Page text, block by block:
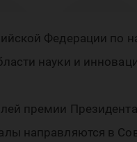
Федерации по
науки и
премии
направляются в